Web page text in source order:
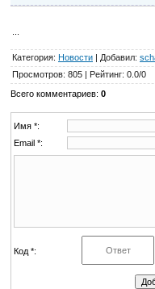
Категория: Новости | Добавил:
Просмотров: 805 | Рейтинг: 0.0/0
Всего комментариев: 0
Имя *:
Email *:
Код *: